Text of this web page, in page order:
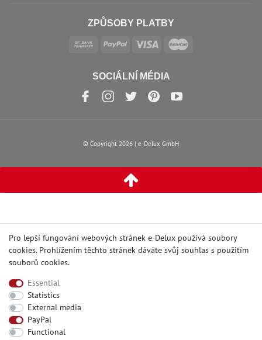
ZPŮSOBY PLATBY
SOCIÁLNÍ MÉDIA
© Copyright 2026 | e-Delux GmbH
Pro lepší fungování webových stránek e-Delux používá soubory
cookies. Prohlížením těchto stránek dáváte svůj souhlas s použitím
souborů cookies.
Essential
Statistics
External media
PayPal
Functional